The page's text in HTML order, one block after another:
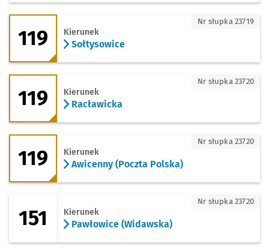
119 - kierunek Sołtysowice
119 Kierunek
Sołtysowice
Nr słupka 23719
119 - kierunek Racławicka
119 Kierunek
Racławicka
Nr słupka 23720
119 - kierunek Awicenny (Poczta
119 Kierunek
Awicenny (Poczta Polska)
Nr słupka 23720
151 - kierunek Pawłowice (Widawska)
151 Kierunek
Pawłowice (Widawska)
Nr słupka 23720